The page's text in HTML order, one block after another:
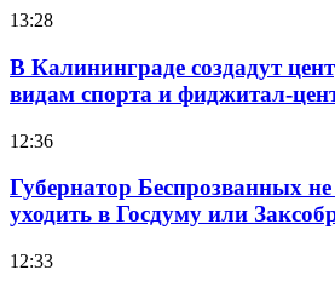
13:28
В Калининграде создадут
видам спорта и фиджитал-
12:36
Губернатор Беспрозванных
уходить в Госдуму или
12:33